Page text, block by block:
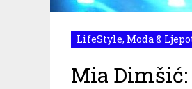
LifeStyle, Moda &
Mia